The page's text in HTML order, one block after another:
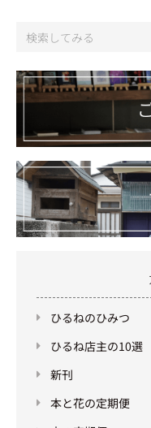
ひるねのひみつ
ひるね店主の10選
新刊
本と花の定期便